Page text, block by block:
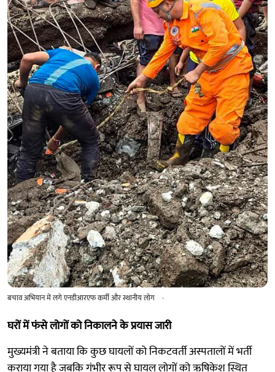
बचाव अभियान में लगे एनडीआरएफ कर्मी और स्थानीय लोग -
घरों में फंसे लोगों को निकालने के प्रयास जारी
मुख्यमंत्री ने बताया कि कुछ घायलों को निकटवर्ती अस्पतालों में भर्ती
कराया गया है जबकि गंभीर रूप से घायल लोगों को ऋषिकेश स्थित